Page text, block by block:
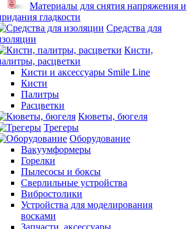
Материалы для снятия напряжения и
гладкости
Средства для
Кисти,
расцветки
Кисти и аксессуары Smile Line
Кисти
Палитры
Расцветки
Кюветы, бюгеля
Трегеры
Оборудование
Вакуумформеры
Горелки
Пылесосы и боксы
Сверлильные устройства
Вибростолики
Устройства для моделирования
восками
Запчасти, аксессуары